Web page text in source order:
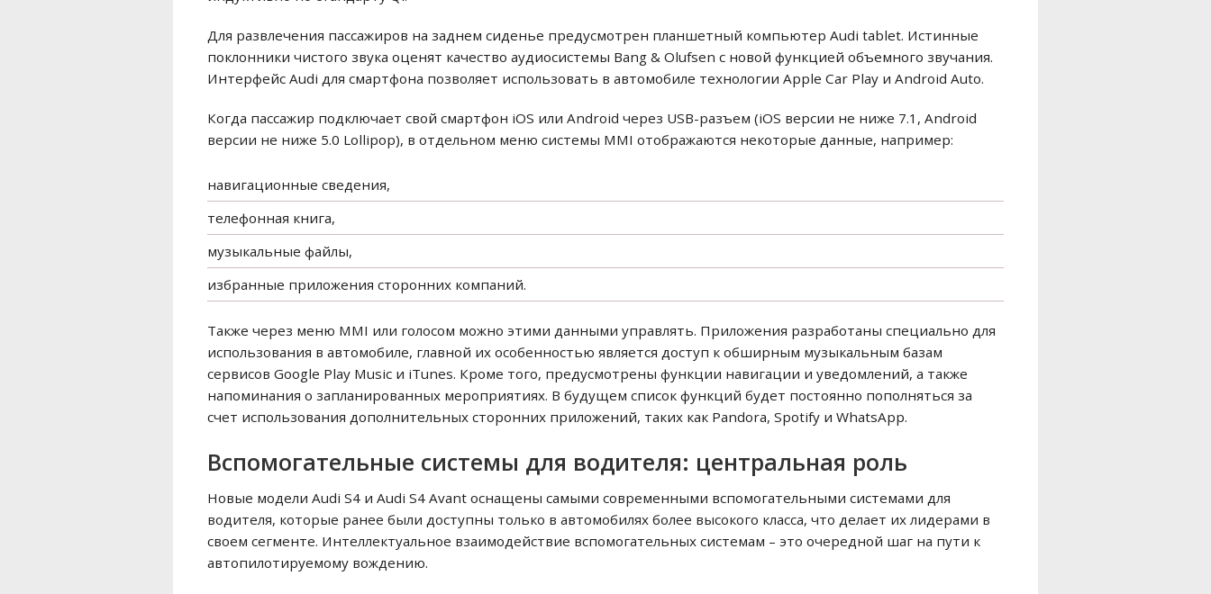
Для развлечения пассажиров на заднем сиденье предусмотрен планшетный компьютер Audi tablet. Истинные
поклонники чистого звука оценят качество аудиосистемы Bang & Olufsen с новой функцией объемного звучания.
Интерфейс Audi для смартфона позволяет использовать в автомобиле технологии Apple Car Play и Android Auto.
Когда пассажир подключает свой смартфон iOS или Android через USB-разъем (iOS версии не ниже 7.1, Android
версии не ниже 5.0 Lollipop), в отдельном меню системы MMI отображаются некоторые данные, например:
навигационные сведения,
телефонная книга,
музыкальные файлы,
избранные приложения сторонних компаний.
Также через меню MMI или голосом можно этими данными управлять. Приложения разработаны специально для
использования в автомобиле, главной их особенностью является доступ к обширным музыкальным базам
сервисов Google Play Music и iTunes. Кроме того, предусмотрены функции навигации и уведомлений, а также
напоминания о запланированных мероприятиях. В будущем список функций будет постоянно пополняться за
счет использования дополнительных сторонних приложений, таких как Pandora, Spotify и WhatsApp.
Вспомогательные системы для водителя: центральная роль
Новые модели Audi S4 и Audi S4 Avant оснащены самыми современными вспомогательными системами для
водителя, которые ранее были доступны только в автомобилях более высокого класса, что делает их лидерами в
своем сегменте. Интеллектуальное взаимодействие вспомогательных системам – это очередной шаг на пути к
автопилотируемому вождению.